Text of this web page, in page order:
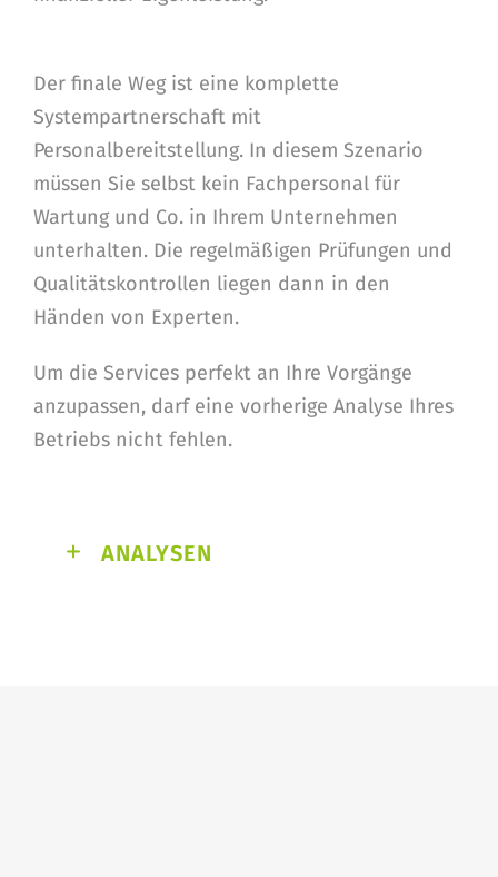
Der finale Weg ist eine komplette
Systempartnerschaft mit
Personalbereitstellung. In diesem Szenario
müssen Sie selbst kein Fachpersonal für
Wartung und Co. in Ihrem Unternehmen
unterhalten. Die regelmäßigen Prüfungen und
Qualitätskontrollen liegen dann in den
Händen von Experten.
Um die Services perfekt an Ihre Vorgänge
anzupassen, darf eine vorherige Analyse Ihres
Betriebs nicht fehlen.
ANALYSEN